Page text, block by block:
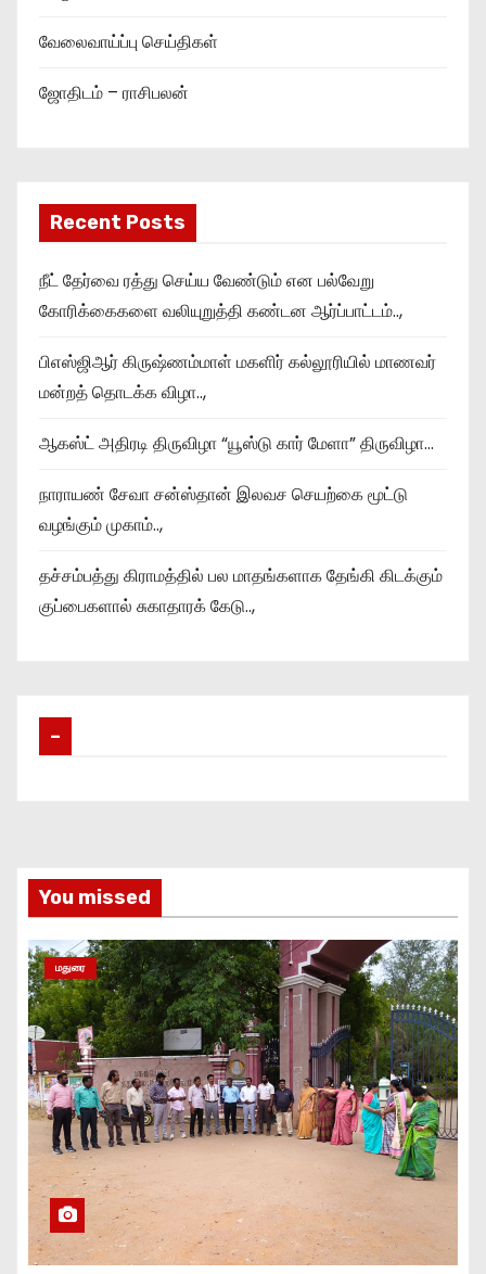
வேலைவாய்ப்பு செய்திகள்
ஜோதிடம் – ராசிபலன்
Recent Posts
நீட் தேர்வை ரத்து செய்ய வேண்டும் என பல்வேறு
கோரிக்கைகளை வலியுறுத்தி கண்டன ஆர்ப்பாட்டம்..,
பிஎஸ்ஜிஆர் கிருஷ்ணம்மாள் மகளிர் கல்லூரியில் மாணவர்
மன்றத் தொடக்க விழா..,
ஆகஸ்ட் அதிரடி திருவிழா “யூஸ்டு கார் மேளா” திருவிழா…
நாராயண் சேவா சன்ஸ்தான் இலவச செயற்கை மூட்டு
வழங்கும் முகாம்..,
தச்சம்பத்து கிராமத்தில் பல மாதங்களாக தேங்கி கிடக்கும்
குப்பைகளால் சுகாதாரக் கேடு..,
–
You missed
மதுரை